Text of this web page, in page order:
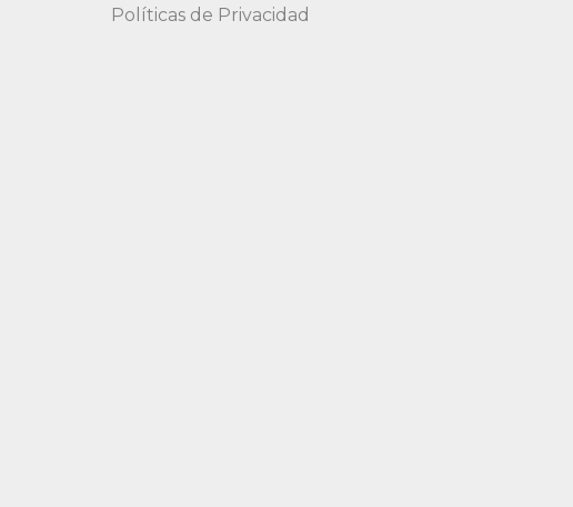
Políticas de Privacidad